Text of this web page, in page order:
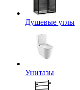
Душевые углы
Унитазы